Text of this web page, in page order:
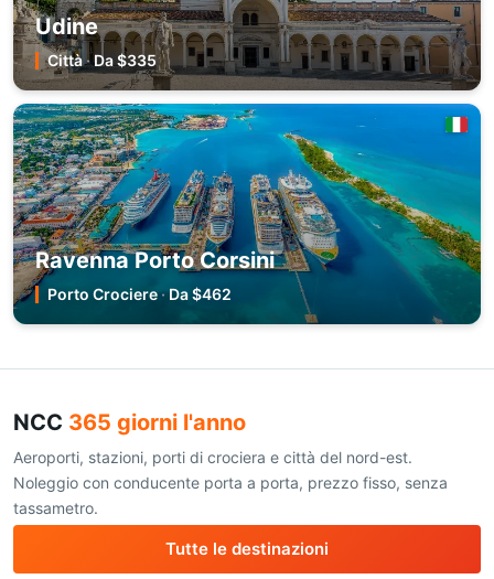
Udine
Città·Da $335
Ravenna Porto Corsini
Porto Crociere·Da $462
NCC 365 giorni l'anno
Aeroporti, stazioni, porti di crociera e città del nord-est.
Noleggio con conducente porta a porta, prezzo fisso, senza
tassametro.
Tutte le destinazioni